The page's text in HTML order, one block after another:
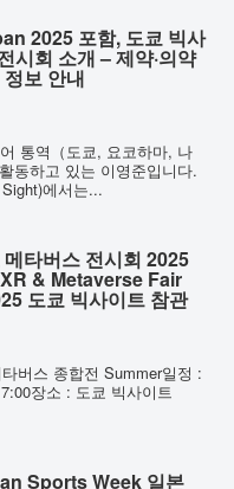
2025 포함, 도쿄 빅사
시회 소개 – 제약·의약
보 안내
통역（도쿄, 요코하마, 나
동하고 있는 이영준입니다.
에서는...
타버스 전시회 2025
XR & Metaverse Fair
도쿄 빅사이트 참관
버스 종합전 Summer일정 :
장소 : 도쿄 빅사이트
Sports Week 일본